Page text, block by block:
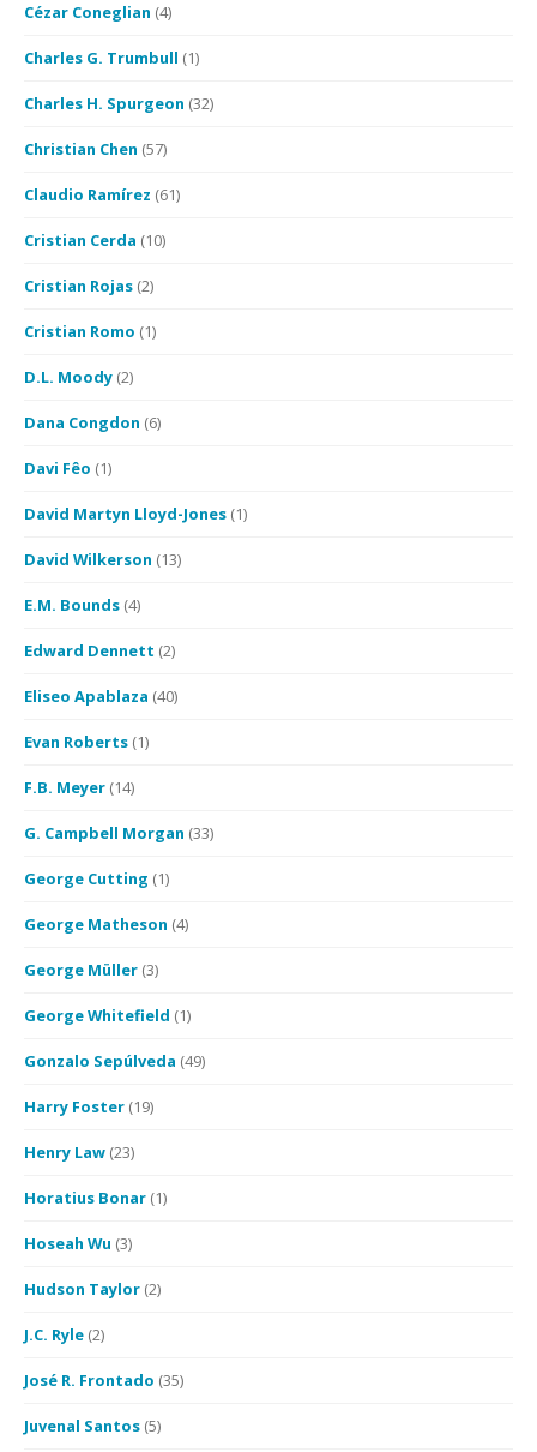
Cézar Coneglian (4)
Charles G. Trumbull (1)
Charles H. Spurgeon (32)
Christian Chen (57)
Claudio Ramírez (61)
Cristian Cerda (10)
Cristian Rojas (2)
Cristian Romo (1)
D.L. Moody (2)
Dana Congdon (6)
Davi Fêo (1)
David Martyn Lloyd-Jones (1)
David Wilkerson (13)
E.M. Bounds (4)
Edward Dennett (2)
Eliseo Apablaza (40)
Evan Roberts (1)
F.B. Meyer (14)
G. Campbell Morgan (33)
George Cutting (1)
George Matheson (4)
George Müller (3)
George Whitefield (1)
Gonzalo Sepúlveda (49)
Harry Foster (19)
Henry Law (23)
Horatius Bonar (1)
Hoseah Wu (3)
Hudson Taylor (2)
J.C. Ryle (2)
José R. Frontado (35)
Juvenal Santos (5)